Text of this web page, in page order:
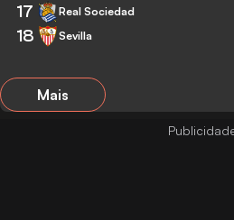
17 Real Sociedad
18 Sevilla
Mais